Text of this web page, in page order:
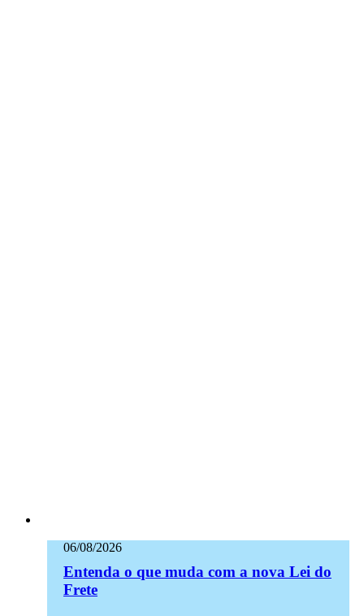
06/08/2026
Entenda o que muda com a nova Lei do
Frete